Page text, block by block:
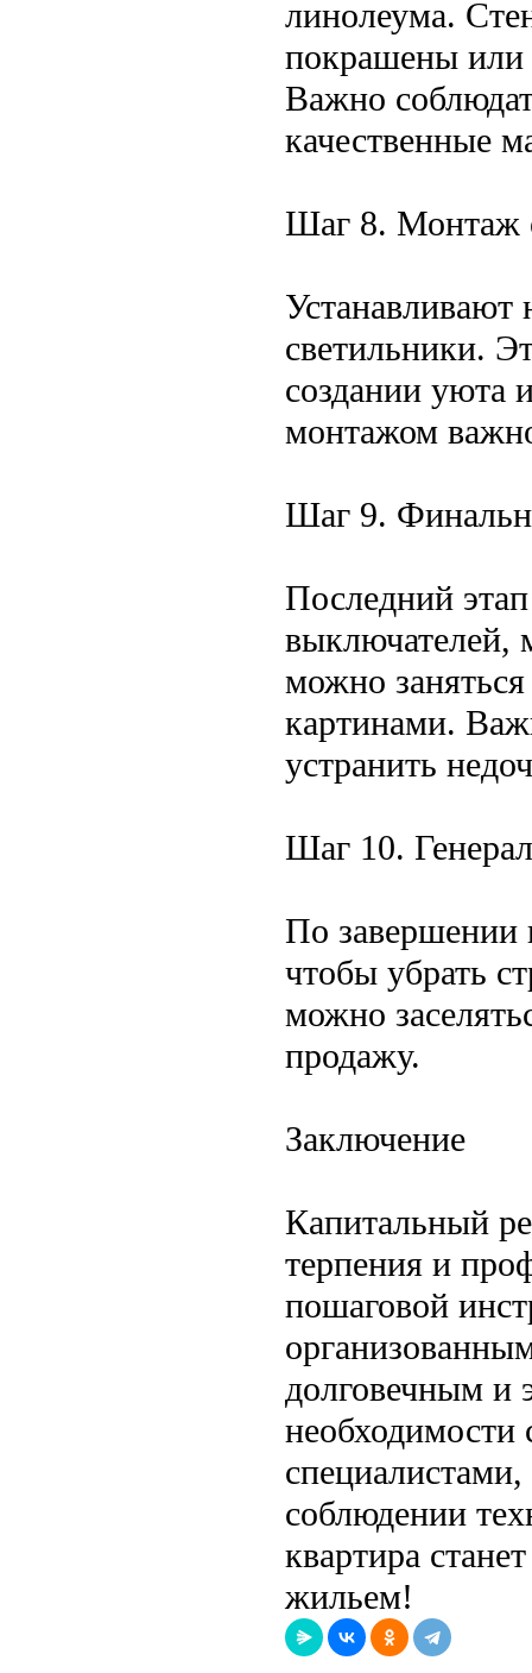
линолеума.
покрашены или
Важно
качественные
Шаг 8. Монтаж
светильники.
создании уюта
монтажом
Шаг 9.
Последний
выключателей,
можно
картинами.
устранить
Шаг 10.
По завершении
чтобы убрать
можно
продажу.
Заключение
Капитальный
терпения и
пошаговой
долговечным и
необходимости
соблюдении
квартира
жильем!